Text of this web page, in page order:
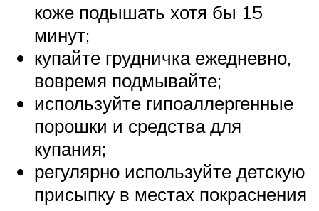
коже подышать хотя бы 15
минут;
купайте грудничка ежедневно,
вовремя подмывайте;
используйте гипоаллергенные
порошки и средства для
купания;
регулярно используйте детскую
присыпку в местах покраснения